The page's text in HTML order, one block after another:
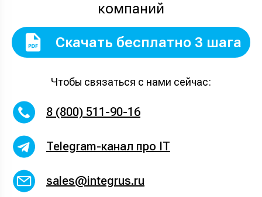
компаний
Скачать бесплатно 3 шага
Чтобы связаться с нами сейчас:
8 (800) 511-90-16
Telegram-канал про IT
sales@integrus.ru